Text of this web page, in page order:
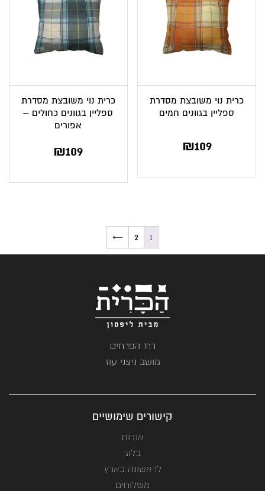
כרית נוי משובצת מסדרת
ספליין בגוונים חמים
₪109
כרית נוי משובצת מסדרת
ספליין בגוונים כחולים –
אפורים
₪109
1
2
←
רח' הפרחים
מושב ניצני עוז
קישורים שימושיים
אודות
בלוג
לראשונה בארץ
משלוחים